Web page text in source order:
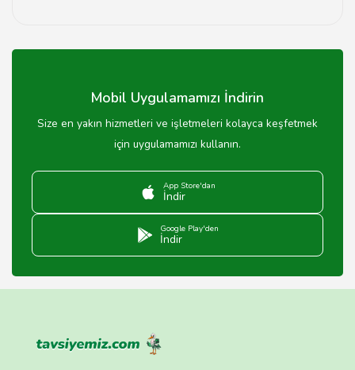
değişmekte olup, genellikle 50 TL'den başlayıp
Mobil Uygulamamızı İndirin
Size en yakın hizmetleri ve işletmeleri kolayca keşfetmek
için uygulamamızı kullanın.
App Store'dan
İndir
Google Play'den
İndir